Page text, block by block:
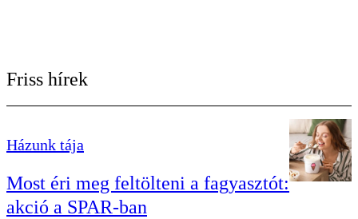
Friss hírek
Házunk tája
Most éri meg feltölteni a fagyasztót:
akció a SPAR-ban